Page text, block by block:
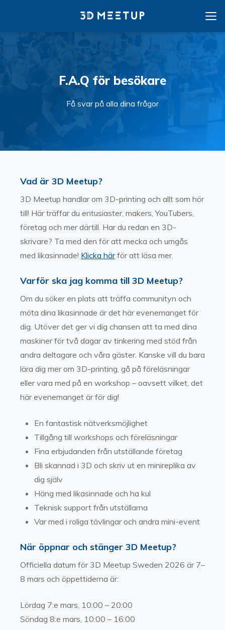
F.A.Q för besökare
Få svar på alla dina frågor
Vad är 3D Meetup?
3D Meetup handlar om 3D-printing och allt som hör
till! Här träffar du entusiaster, makers, YouTubers,
företag och mer därtill. Har du redan en 3D-
skrivare? Ta med den för att mecka och umgås
med likasinnade! Klicka härför att läsa mer.
Varför ska jag komma till 3D Meetup?
Om du söker en plats att träffa communityn och
möta dina likasinnade är det här evenemanget för
dig. Utöver det ger vi dig chansen att ta med dina
maskiner för två dagar av tinkering med stöd från
andra deltagare och våra gäster. Kanske vill du bara
lära dig mer om 3D-printing, gå på föreläsningar
eller vara med på en workshop – oavsett vilket, det
här evenemanget är för dig!
En fantastisk nätverksmöjlighet
Tillgång till workshops och föreläsningar
Fina erbjudanden från utställande företag
Bli skannad i 3D och skriv ut en minireplika av
dig själv
Häng med likasinnade och ha kul
Teknisk support från utställarna
Var med i roliga tävlingar och andra mini-event
När öppnar och stänger 3D Meetup?
Officiella datum för 3D Meetup Sweden 2026 är 7–
8 mars och öppettiderna är:
Lördag 7:e mars, 10:00 – 20:00
Söndag 8:e mars, 10:00 – 16:00